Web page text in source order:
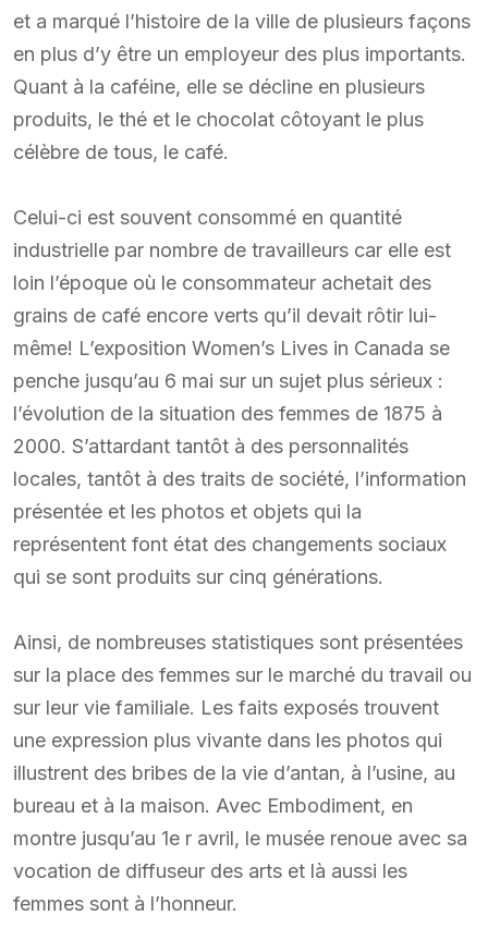
et a marqué l’histoire de la ville de plusieurs façons
en plus d’y être un employeur des plus importants.
Quant à la caféine, elle se décline en plusieurs
produits, le thé et le chocolat côtoyant le plus
célèbre de tous, le café.
Celui-ci est souvent consommé en quantité
industrielle par nombre de travailleurs car elle est
loin l’époque où le consommateur achetait des
grains de café encore verts qu’il devait rôtir lui-
même! L’exposition Women’s Lives in Canada se
penche jusqu’au 6 mai sur un sujet plus sérieux :
l’évolution de la situation des femmes de 1875 à
2000. S’attardant tantôt à des personnalités
locales, tantôt à des traits de société, l’information
présentée et les photos et objets qui la
représentent font état des changements sociaux
qui se sont produits sur cinq générations.
Ainsi, de nombreuses statistiques sont présentées
sur la place des femmes sur le marché du travail ou
sur leur vie familiale. Les faits exposés trouvent
une expression plus vivante dans les photos qui
illustrent des bribes de la vie d’antan, à l’usine, au
bureau et à la maison. Avec Embodiment, en
montre jusqu’au 1e r avril, le musée renoue avec sa
vocation de diffuseur des arts et là aussi les
femmes sont à l’honneur.